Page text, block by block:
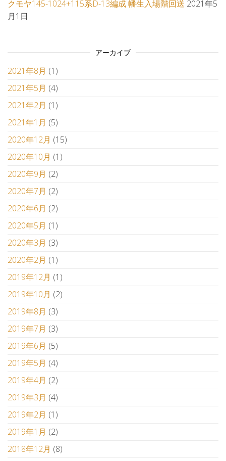
クモヤ145-1024+115系D-13編成 幡生入場階回送 2021年5
月1日
アーカイブ
2021年8月 (1)
2021年5月 (4)
2021年2月 (1)
2021年1月 (5)
2020年12月 (15)
2020年10月 (1)
2020年9月 (2)
2020年7月 (2)
2020年6月 (2)
2020年5月 (1)
2020年3月 (3)
2020年2月 (1)
2019年12月 (1)
2019年10月 (2)
2019年8月 (3)
2019年7月 (3)
2019年6月 (5)
2019年5月 (4)
2019年4月 (2)
2019年3月 (4)
2019年2月 (1)
2019年1月 (2)
2018年12月 (8)